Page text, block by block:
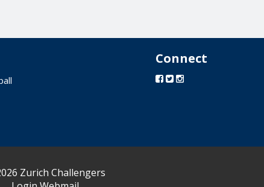
Connect
Zurich Challengers